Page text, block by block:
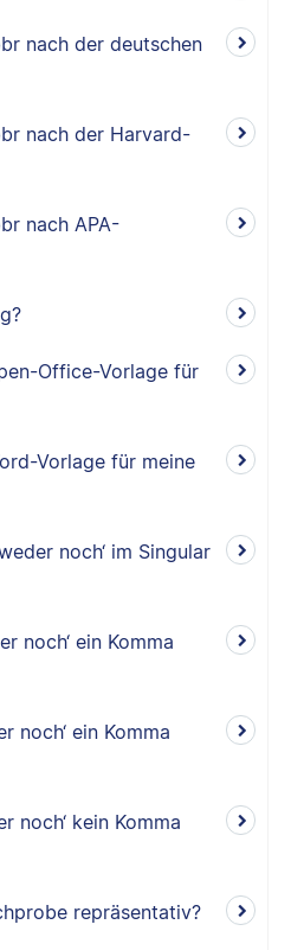
nach der deutschen
nach der Harvard-
nach APA-
Office-Vorlage für
Vorlage für meine
noch‘ im Singular
noch‘ ein Komma
noch‘ ein Komma
noch‘ kein Komma
repräsentativ?